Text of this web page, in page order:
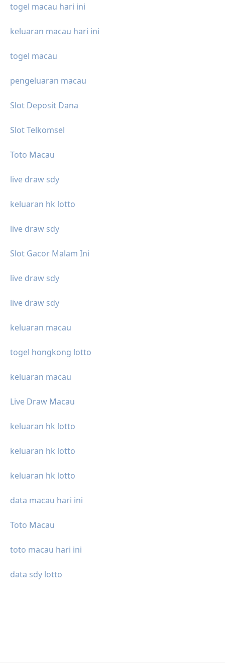
togel macau hari ini
keluaran macau hari ini
togel macau
pengeluaran macau
Slot Deposit Dana
Slot Telkomsel
Toto Macau
live draw sdy
keluaran hk lotto
live draw sdy
Slot Gacor Malam Ini
live draw sdy
live draw sdy
keluaran macau
togel hongkong lotto
keluaran macau
Live Draw Macau
keluaran hk lotto
keluaran hk lotto
keluaran hk lotto
data macau hari ini
Toto Macau
toto macau hari ini
data sdy lotto